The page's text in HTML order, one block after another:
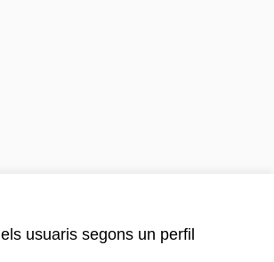
usuaris segons un perfil